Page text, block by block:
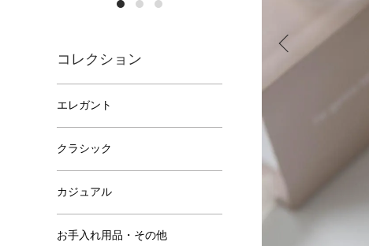
コレクション
エレガント
クラシック
カジュアル
お手入れ用品・その他